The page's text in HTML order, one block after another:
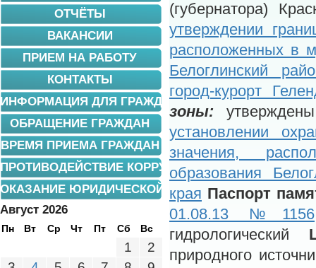
(губернатора)
утверждении
расположенных в
Белоглинский
город-курорт
зоны:
установлении
значения,
образования
края Паспорт
01.08.13 №1156
гидрологический
природного
ОТЧЁТЫ
ВАКАНСИИ
ПРИЕМ НА РАБОТУ
КОНТАКТЫ
ИНФОРМАЦИЯ ДЛЯ ГРАЖДАН
ОБРАЩЕНИЕ ГРАЖДАН
ВРЕМЯ ПРИЕМА ГРАЖДАН
ПРОТИВОДЕЙСТВИЕ КОРРУПЦИИ
ОКАЗАНИЕ ЮРИДИЧЕСКОЙ ПОМОЩИ
Август 2026
Пн Вт Ср Чт Пт Сб Вс
1
2